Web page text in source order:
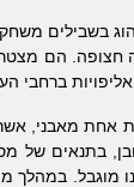
הם
אחת מאבני,
בתנאים
במהלך